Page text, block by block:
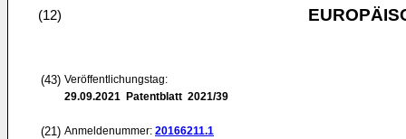
(12)
(43) Veröffentlichungstag:
29.09.2021 Patentblatt 2021/39
(21) Anmeldenummer: 20166211.1